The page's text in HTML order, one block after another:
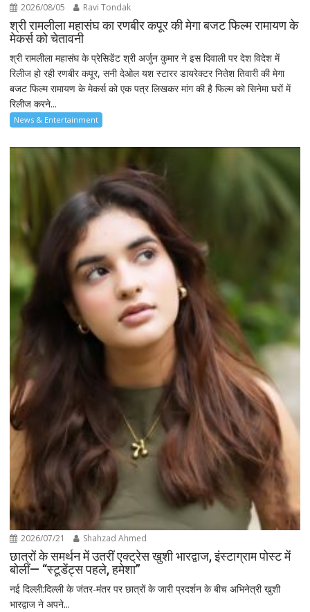
2026/08/05 Ravi Tondak
श्री रामलीला महासंघ का रणबीर कपूर की मेगा बजट फिल्म रामायण के
मेकर्स को चेतावनी
श्री रामलीला महासंघ के प्रेसिडेंट श्री अर्जुन कुमार ने इस दिवाली पर देश विदेश में
रिलीज हो रही रणबीर कपूर, सनी देओल यश स्टारर डायरेक्टर नितेश तिवारी की मेगा
बजट फिल्म रामायण के मेकर्स को एक पत्र लिखकर मांग की है फिल्म को सिनेमा घरों में
रिलीज करने...
News & Entertainment
2026/07/21 Shahzad Ahmed
छात्रों के समर्थन में उतरीं एक्ट्रेस खुशी भारद्वाज, इंस्टाग्राम पोस्ट में
बोलीं— “स्टूडेंट्स पहले, हमेशा”
नई दिल्ली:दिल्ली के जंतर-मंतर पर छात्रों के जारी प्रदर्शन के बीच अभिनेत्री खुशी
भारद्वाज ने अपने...